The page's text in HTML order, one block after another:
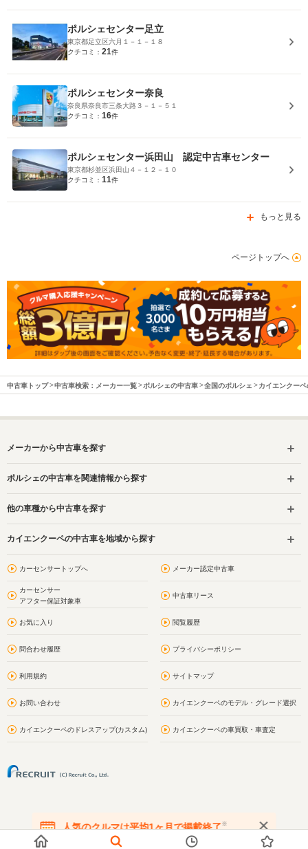
ポルシェセンター足立
東京都足立区六月１－１－１８
クチコミ： 21件
ポルシェセンター奈良
奈良県奈良市三条大路３－１－５１
クチコミ： 16件
ポルシェセンター浜田山 認定中古車センター
東京都杉並区浜田山４－１２－１０
クチコミ： 11件
もっと見る
ページトップへ
中古車トップ 中古車検索：メーカー一覧 ポルシェの中古車 全国のポルシェ カイエンクー
メーカーから中古車を探す
ポルシェの中古車を関連情報から探す
他の車種から中古車を探す
カイエンクーペの中古車を地域から探す
カーセンサートップへ メーカー認定中古車
カーセンサー
アフター保証対象車
中古車リース
お気に入り 閲覧履歴
問合わせ履歴 プライバシーポリシー
利用規約 サイトマップ
お問い合わせ カイエンクーペのモデル・グレード選択
カイエンクーペのドレスアップ(カスタム) カイエンクーペの車買取・車査定
人気のクルマは平均1ヶ月で掲載終了※
在庫が無くなる前にお問い合わせください